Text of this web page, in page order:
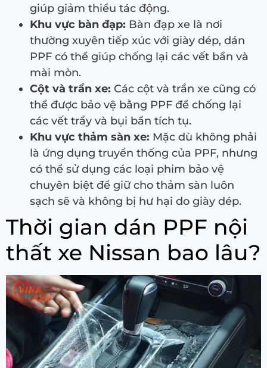
giúp giảm thiểu tác động.
Khu vực bàn đạp: Bàn đạp xe là nơi
thường xuyên tiếp xúc với giày dép, dán
PPF có thể giúp chống lại các vết bẩn và
mài mòn.
Cột và trần xe: Các cột và trần xe cũng có
thể được bảo vệ bằng PPF để chống lại
các vết trầy và bụi bẩn tích tụ.
Khu vực thảm sàn xe: Mặc dù không phải
là ứng dụng truyền thống của PPF, nhưng
có thể sử dụng các loại phim bảo vệ
chuyên biệt để giữ cho thảm sàn luôn
sạch sẽ và không bị hư hại do giày dép.
Thời gian dán PPF nội
thất xe Nissan bao lâu?